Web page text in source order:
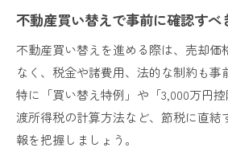
不動産買い替えで事前に確認すべ
不動産買い替えを進める際は、売却価
なく、税金や諸費用、法的な制約も事
特に「買い替え特例」や「3,000万円
渡所得税の計算方法など、節税に直結
報を把握しましょう。